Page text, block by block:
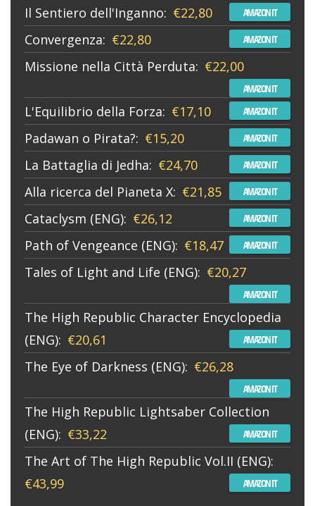
Il Sentiero dell'Inganno: €22,80 AMAZON IT
Convergenza: €22,80 AMAZON IT
Missione nella Città Perduta: €22,00
AMAZON IT
L'Equilibrio della Forza: €17,10 AMAZON IT
Padawan o Pirata?: €15,20 AMAZON IT
La Battaglia di Jedha: €24,70 AMAZON IT
Alla ricerca del Pianeta X: €21,85 AMAZON IT
Cataclysm (ENG): €26,12 AMAZON IT
Path of Vengeance (ENG): €18,47 AMAZON IT
Tales of Light and Life (ENG): €20,27
AMAZON IT
The High Republic Character Encyclopedia
(ENG): €20,61 AMAZON IT
The Eye of Darkness (ENG): €26,28
AMAZON IT
The High Republic Lightsaber Collection
(ENG): €33,22 AMAZON IT
The Art of The High Republic Vol.II (ENG):
€43,99
AMAZON IT